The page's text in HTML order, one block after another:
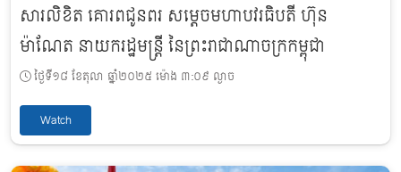
សារលិខិត គោរពជូនពរ សម្តេចមហាបវរធិបតី ហ៊ុន
ម៉ាណែត នាយករដ្ឋមន្ត្រី នៃព្រះរាជាណាចក្រកម្ពុជា
ថ្ងៃទី១៨ ខែតុលា ឆ្នាំ២០២៥ ម៉ោង ៣:០៩ ល្ងាច
Watch